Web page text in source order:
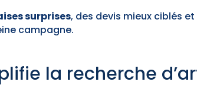
surprises, des devis mieux ciblés
campagne.
la recherche